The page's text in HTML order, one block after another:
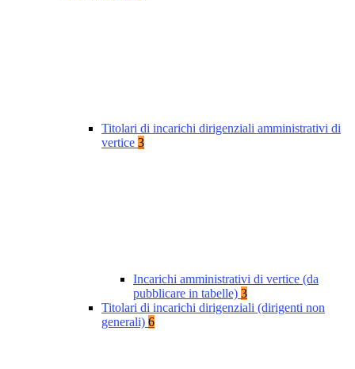
Titolari di incarichi dirigenziali amministrativi di
vertice 3
Incarichi amministrativi di vertice (da
pubblicare in tabelle) 3
Titolari di incarichi dirigenziali (dirigenti non
generali) 6